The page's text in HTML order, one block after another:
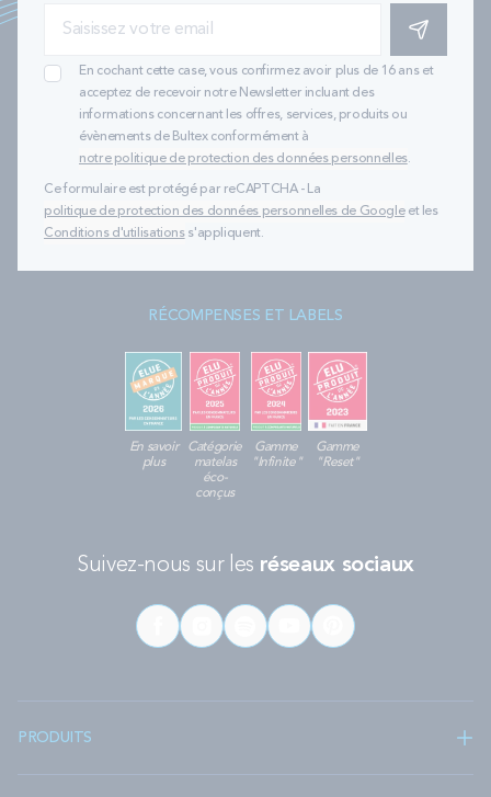
S'INSCRIRE
En cochant cette case, vous confirmez avoir plus de 16 ans et
acceptez de recevoir notre Newsletter incluant des
informations concernant les offres, services, produits ou
évènements de Bultex conformément à
notre politique de protection des données personnelles.
Ce formulaire est protégé par reCAPTCHA - La
politique de protection des données personnelles de Googleet les
Conditions d'utilisationss'appliquent.
RÉCOMPENSES ET LABELS
En savoir
plus
Catégorie
matelas
éco-
conçus
Gamme
"Infinite"
Gamme
"Reset"
Suivez-nous sur les réseaux sociaux
PRODUITS